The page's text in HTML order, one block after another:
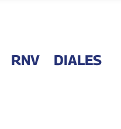
RNV DIALES